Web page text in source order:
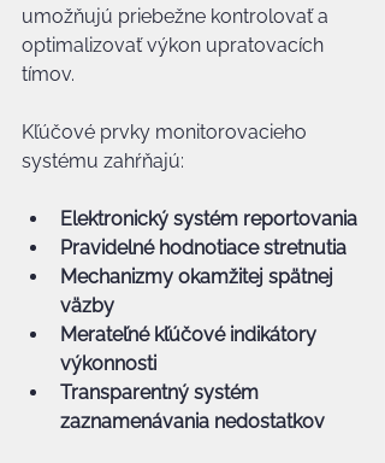
umožňujú priebežne kontrolovať a
optimalizovať výkon upratovacích
tímov.
Kľúčové prvky monitorovacieho
systému zahŕňajú:
Elektronický systém reportovania
Pravidelné hodnotiace stretnutia
Mechanizmy okamžitej spätnej
väzby
Merateľné kľúčové indikátory
výkonnosti
Transparentný systém
zaznamenávania nedostatkov